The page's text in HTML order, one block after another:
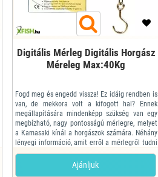
Digitális Mérleg Digitális Horgász
Méreleg Max:40Kg
Fogd meg és engedd vissza! Ez idáig rendben is
van, de mekkora volt a kifogott hal? Ennek
megállapítására mindenképp szükség van egy
megbízható, nagy pontosságú mérlegre, melyet
a Kamasaki kínál a horgászok számára. Néhány
lényegi információ, amit erről a mérlegről tudni
kell: - 40kg-os méréshatár, a kapitális halakhoz
is - 10gr-os pontosság az igazán precíz
horgászokért - Modern forma - Háromfajt...
Ajánljuk